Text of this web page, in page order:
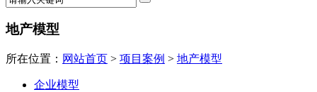
地产模型
所在位置： 网站首页 > 项目案例 > 地产模型
企业模型